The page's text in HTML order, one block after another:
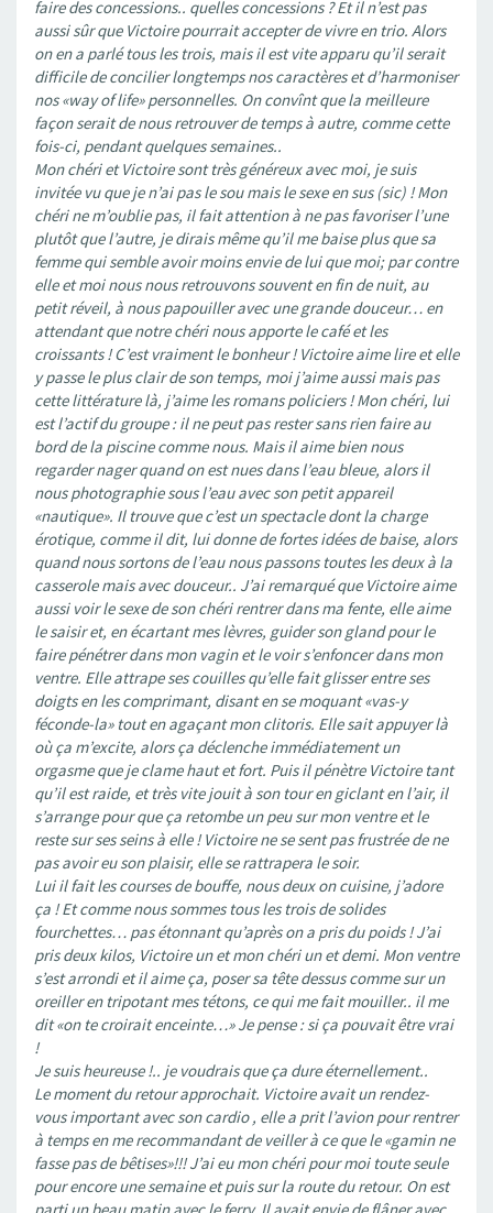
faire des concessions.. quelles concessions ? Et il n’est pas
aussi sûr que Victoire pourrait accepter de vivre en trio. Alors
on en a parlé tous les trois, mais il est vite apparu qu’il serait
difficile de concilier longtemps nos caractères et d’harmoniser
nos «way of life» personnelles. On convînt que la meilleure
façon serait de nous retrouver de temps à autre, comme cette
fois-ci, pendant quelques semaines..
Mon chéri et Victoire sont très généreux avec moi, je suis
invitée vu que je n’ai pas le sou mais le sexe en sus (sic) ! Mon
chéri ne m’oublie pas, il fait attention à ne pas favoriser l’une
plutôt que l’autre, je dirais même qu’il me baise plus que sa
femme qui semble avoir moins envie de lui que moi; par contre
elle et moi nous nous retrouvons souvent en fin de nuit, au
petit réveil, à nous papouiller avec une grande douceur… en
attendant que notre chéri nous apporte le café et les
croissants ! C’est vraiment le bonheur ! Victoire aime lire et elle
y passe le plus clair de son temps, moi j’aime aussi mais pas
cette littérature là, j’aime les romans policiers ! Mon chéri, lui
est l’actif du groupe : il ne peut pas rester sans rien faire au
bord de la piscine comme nous. Mais il aime bien nous
regarder nager quand on est nues dans l’eau bleue, alors il
nous photographie sous l’eau avec son petit appareil
«nautique». Il trouve que c’est un spectacle dont la charge
érotique, comme il dit, lui donne de fortes idées de baise, alors
quand nous sortons de l’eau nous passons toutes les deux à la
casserole mais avec douceur.. J’ai remarqué que Victoire aime
aussi voir le sexe de son chéri rentrer dans ma fente, elle aime
le saisir et, en écartant mes lèvres, guider son gland pour le
faire pénétrer dans mon vagin et le voir s’enfoncer dans mon
ventre. Elle attrape ses couilles qu’elle fait glisser entre ses
doigts en les comprimant, disant en se moquant «vas-y
féconde-la» tout en agaçant mon clitoris. Elle sait appuyer là
où ça m’excite, alors ça déclenche immédiatement un
orgasme que je clame haut et fort. Puis il pénètre Victoire tant
qu’il est raide, et très vite jouit à son tour en giclant en l’air, il
s’arrange pour que ça retombe un peu sur mon ventre et le
reste sur ses seins à elle ! Victoire ne se sent pas frustrée de ne
pas avoir eu son plaisir, elle se rattrapera le soir.
Lui il fait les courses de bouffe, nous deux on cuisine, j’adore
ça ! Et comme nous sommes tous les trois de solides
fourchettes… pas étonnant qu’après on a pris du poids ! J’ai
pris deux kilos, Victoire un et mon chéri un et demi. Mon ventre
s’est arrondi et il aime ça, poser sa tête dessus comme sur un
oreiller en tripotant mes tétons, ce qui me fait mouiller.. il me
dit «on te croirait enceinte…» Je pense : si ça pouvait être vrai
!
Je suis heureuse !.. je voudrais que ça dure éternellement..
Le moment du retour approchait. Victoire avait un rendez-
vous important avec son cardio , elle a prit l’avion pour rentrer
à temps en me recommandant de veiller à ce que le «gamin ne
fasse pas de bêtises»!!! J’ai eu mon chéri pour moi toute seule
pour encore une semaine et puis sur la route du retour. On est
parti un beau matin avec le ferry. Il avait envie de flâner avec